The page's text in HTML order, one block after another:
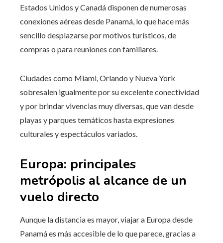
Estados Unidos y Canadá disponen de numerosas
conexiones aéreas desde Panamá, lo que hace más
sencillo desplazarse por motivos turísticos, de
compras o para reuniones con familiares.
Ciudades como Miami, Orlando y Nueva York
sobresalen igualmente por su excelente conectividad
y por brindar vivencias muy diversas, que van desde
playas y parques temáticos hasta expresiones
culturales y espectáculos variados.
Europa: principales
metrópolis al alcance de un
vuelo directo
Aunque la distancia es mayor, viajar a Europa desde
Panamá es más accesible de lo que parece, gracias a